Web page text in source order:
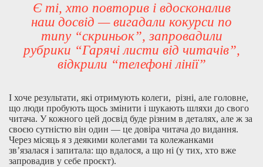
Є ті, хто повторив і вдосконалив
наш досвід — вигадали кокурси по
типу “скриньок”, запровадили
рубрики “Гарячі листи від читачів”,
відкрили “телефоні лінії”
І хоче результати, які отримують колеги, різні, але головне,
що люди пробують щось змінити і шукають шляхи до свого
читача. У кожного цей досвід буде різним в деталях, але ж за
своєю сутністю він один — це довіра читача до видання.
Через місяць я з деякими колегами та колежанками
зв’язалася і запитала: що вдалося, а що ні (у тих, хто вже
запровадив у себе проєкт).